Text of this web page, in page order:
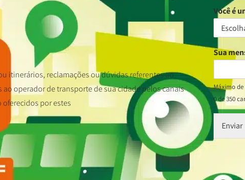
itinerários, reclamações ou dúvidas referentes ao
operador de transporte de sua cidade pelos canais
por estes
Você é
Sua
Máximo de
0 de 350
Enviar